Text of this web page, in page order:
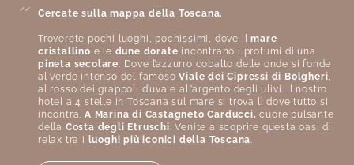
Cercate sulla mappa della Toscana.
Troverete pochi luoghi, pochissimi, dove ilmare
cristallino e le dune dorate incontrano i profumi di una
pineta secolare . Dove l’azzurro cobalto delle onde si fonde
al verde intenso del famosoViale dei Cipressi di Bolgheri
al rosso dei grappoli d’uva e all’argento degli ulivi. Il nostro
hotel a 4 stelle in Toscana sul mare si trova lì dove tutto si
incontra. A Marina di Castagneto Carducci,cuore pulsante
della Costa degli Etruschi . Venite a scoprire questa oasi di
relax tra i luoghi più iconici della Toscana